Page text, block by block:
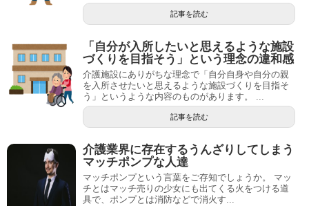
記事を読む
「自分が入所したいと思えるような施設
づくりを目指そう」という理念の違和感
介護施設にありがちな理念で「自分自身や自分の親
を入所させたいと思えるような施設づくりを目指そ
う」というような内容のものがあります。 ...
記事を読む
介護業界に存在するうんざりしてしまう
マッチポンプな人達
マッチポンプという言葉をご存知でしょうか。 マッ
チとはマッチ売りの少女にも出てくる火をつける道
具で、ポンプとは消防などで消火す...